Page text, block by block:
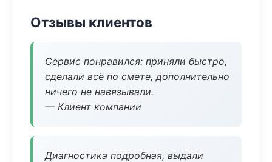
Отзывы клиентов
Сервис понравился: приняли быстро,
сделали всё по смете, дополнительно
ничего не навязывали.
— Клиент компании
Диагностика подробная, выдали